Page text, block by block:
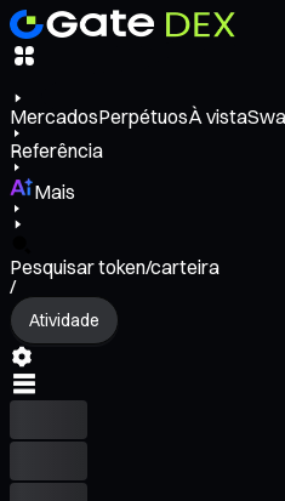
MercadosPerpétuosÀ vista
Referência
Mais
Pesquisar token/carteira
/
Atividade